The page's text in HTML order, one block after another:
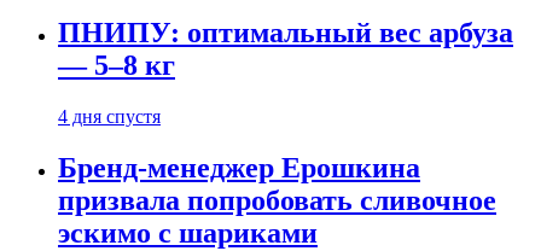
ПНИПУ: оптимальный вес арбуза
— 5–8 кг
4 дня спустя
Бренд-менеджер Ерошкина
призвала попробовать сливочное
эскимо с шариками